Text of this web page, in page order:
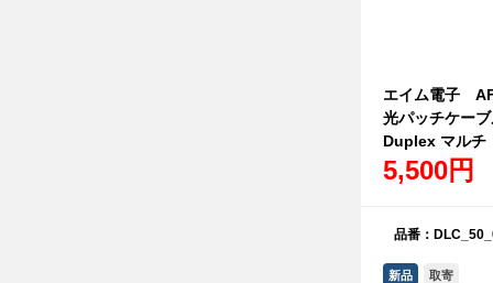
エイム電子
光パッチケー
Duplex マルチ
5,500円
品番：
新品 取寄